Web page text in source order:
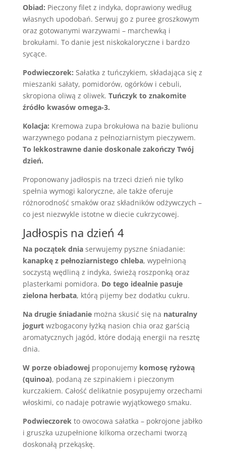
Obiad: Pieczony filet z indyka, doprawiony według
własnych upodobań. Serwuj go z puree groszkowym
oraz gotowanymi warzywami – marchewką i
brokułami. To danie jest niskokaloryczne i bardzo
sycące.
Podwieczorek: Sałatka z tuńczykiem, składająca się z
mieszanki sałaty, pomidorów, ogórków i cebuli,
skropiona oliwą z oliwek. Tuńczyk to znakomite
źródło kwasów omega-3.
Kolacja: Kremowa zupa brokułowa na bazie bulionu
warzywnego podana z pełnoziarnistym pieczywem.
To lekkostrawne danie doskonale zakończy Twój
dzień.
Proponowany jadłospis na trzeci dzień nie tylko
spełnia wymogi kaloryczne, ale także oferuje
różnorodność smaków oraz składników odżywczych –
co jest niezwykle istotne w diecie cukrzycowej.
Jadłospis na dzień 4
Na początek dniaserwujemy pyszne śniadanie:
kanapkę z pełnoziarnistego chleba, wypełnioną
soczystą wędliną z indyka, świeżą roszponką oraz
plasterkami pomidora. Do tego idealnie pasuje
zielona herbata, którą pijemy bez dodatku cukru.
Na drugie śniadaniemożna skusić się na naturalny
jogurtwzbogacony łyżką nasion chia oraz garścią
aromatycznych jagód, które dodają energii na resztę
dnia.
W porze obiadowejproponujemy komosę ryżową
(quinoa), podaną ze szpinakiem i pieczonym
kurczakiem. Całość delikatnie posypujemy orzechami
włoskimi, co nadaje potrawie wyjątkowego smaku.
Podwieczorekto owocowa sałatka – pokrojone jabłko
i gruszka uzupełnione kilkoma orzechami tworzą
doskonałą przekąskę.